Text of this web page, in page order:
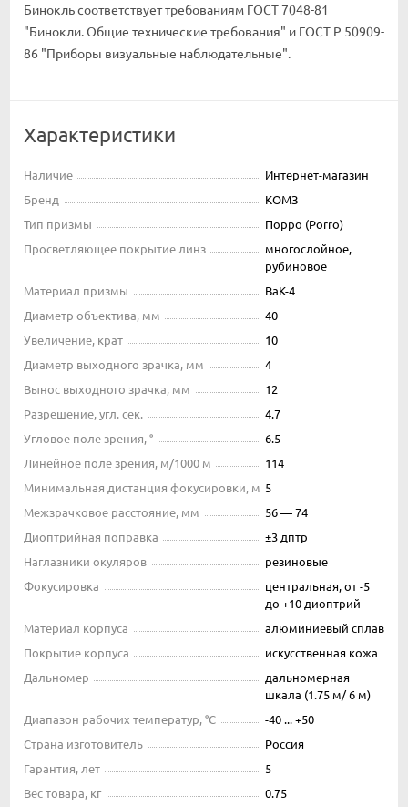
Бинокль соответствует требованиям ГОСТ 7048-81
"Бинокли. Общие технические требования" и ГОСТ Р 50909-
86 "Приборы визуальные наблюдательные".
Характеристики
Наличие
Интернет-магазин
Бренд
КОМЗ
Тип призмы
Порро (Porro)
Просветляющее покрытие линз
многослойное,
рубиновое
Материал призмы
BaK-4
Диаметр объектива, мм
40
Увеличение, крат
10
Диаметр выходного зрачка, мм
4
Вынос выходного зрачка, мм
12
Разрешение, угл. сек.
4.7
Угловое поле зрения, °
6.5
Линейное поле зрения, м/1000 м
114
Минимальная дистанция фокусировки, м 5
Межзрачковое расстояние, мм
56 — 74
Диоптрийная поправка
±3 дптр
Наглазники окуляров
резиновые
Фокусировка
центральная, от -5
до +10 диоптрий
Материал корпуса
алюминиевый сплав
Покрытие корпуса
искусственная кожа
Дальномер
дальномерная
шкала (1.75 м/ 6 м)
Диапазон рабочих температур, °С
-40 ... +50
Страна изготовитель
Россия
Гарантия, лет
5
Вес товара, кг
0.75